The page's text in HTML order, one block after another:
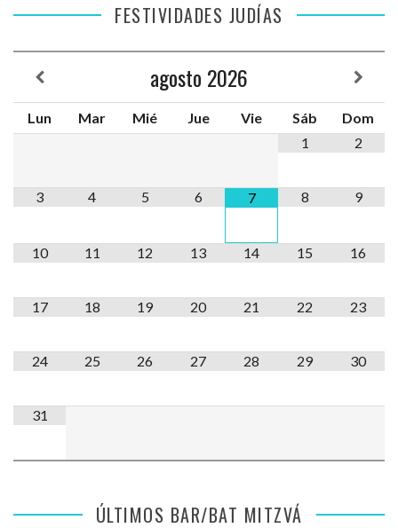
FESTIVIDADES JUDÍAS
agosto 2026
Lun Mar Mié Jue Vie Sáb
Dom
1
2
3 4 5 6 7 8 9
10 11 12 13 14 15 16
17 18 19 20 21 22 23
24 25 26 27 28 29 30
31
ÚLTIMOS BAR/BAT MITZVÁ